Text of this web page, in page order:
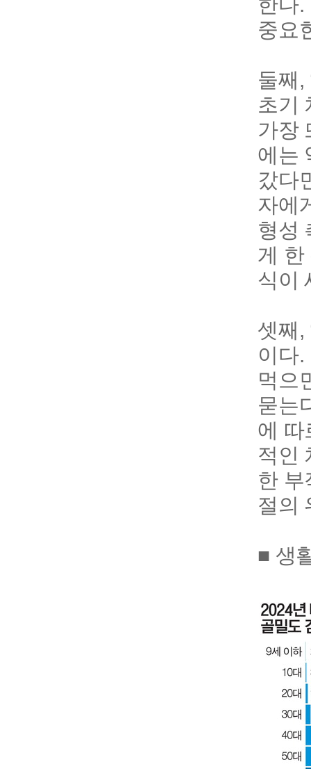
한다.
중요
둘째,
초기
가장
에는
갔다
자에
형성
게 한
식이
셋째,
이다.
먹으
묻는
에 따
적인
한 부
절의
■ 생